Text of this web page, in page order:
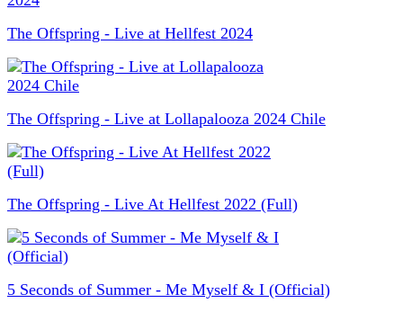
The Offspring - Live at Hellfest 2024
The Offspring - Live at Lollapalooza 2024 Chile
The Offspring - Live At Hellfest 2022 (Full)
5 Seconds of Summer - Me Myself & I (Official)